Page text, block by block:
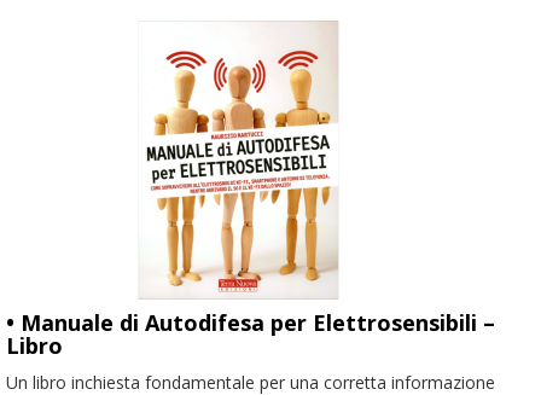
• Manuale di Autodifesa per Elettrosensibili –
Libro
Un libro inchiesta fondamentale per una corretta informazione